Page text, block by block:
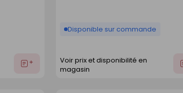
Ajouter
Disponible sur commande
Voir prix et disponibilité en
magasin